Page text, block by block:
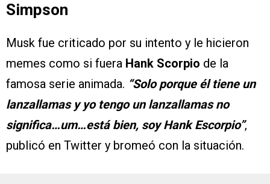
Simpson
Musk fue criticado por su intento y le hicieron
memes como si fuera Hank Scorpio de la
famosa serie animada. “Solo porque él tiene un
lanzallamas y yo tengo un lanzallamas no
significa…um…está bien, soy Hank Escorpio”,
publicó en Twitter y bromeó con la situación.